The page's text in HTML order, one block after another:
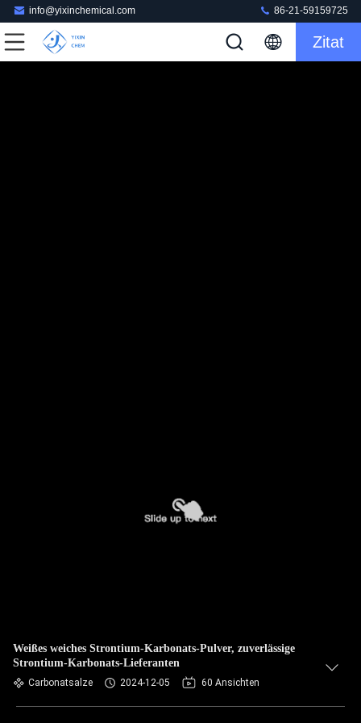
info@yixinchemical.com 86-21-59159725
Zitat
Weißes weiches Strontium-Karbonats-Pulver, zuverlässige
Strontium-Karbonats-Lieferanten
Carbonatsalze 2024-12-05 60 Ansichten